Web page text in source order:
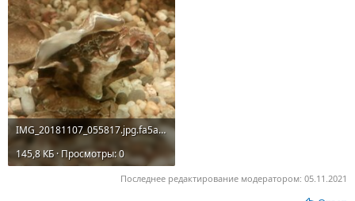
IMG_20181107_055817.jpg.fa5a3fc3936255aa4340118829d1d3bf.jpg.0a8140e9a5ec6af835a6fb5ea1ee0d15.jpg
145,8 КБ · Просмотры: 0
Последнее редактирование модератором: 05.11.2021